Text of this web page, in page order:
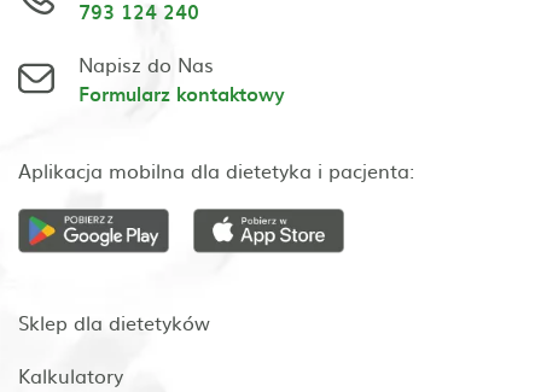
793 124 240
Napisz do Nas
Formularz kontaktowy
Aplikacja mobilna dla dietetyka i pacjenta:
Sklep dla dietetyków
Kalkulatory